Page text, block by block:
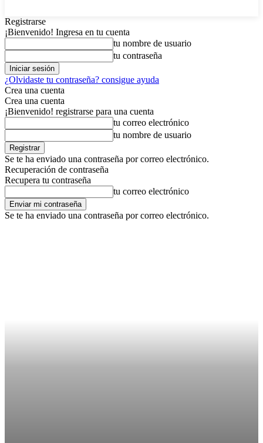
Registrarse
¡Bienvenido! Ingresa en tu cuenta
tu nombre de usuario
tu contraseña
¿Olvidaste tu contraseña? consigue ayuda
Crea una cuenta
Crea una cuenta
¡Bienvenido! registrarse para una cuenta
tu correo electrónico
tu nombre de usuario
Se te ha enviado una contraseña por correo electrónico.
Recuperación de contraseña
Recupera tu contraseña
tu correo electrónico
Se te ha enviado una contraseña por correo electrónico.